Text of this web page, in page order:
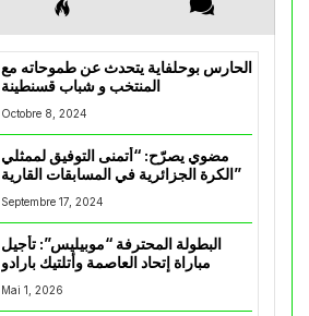
الحارس بوحلفاية يتحدث عن طموحاته مع
المنتخب و شباب قسنطينة
Octobre 8, 2024
مضوي يصرّح: “أتمنى التوفيق لممثلي
الكرة الجزائرية في المسابقات القارية”
Septembre 17, 2024
البطولة المحترفة “موبيليس”: تأجيل
مباراة إتحاد العاصمة وأتلتيك بارادو
Mai 1, 2026